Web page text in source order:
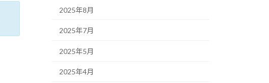
2025年8月
2025年7月
2025年5月
2025年4月